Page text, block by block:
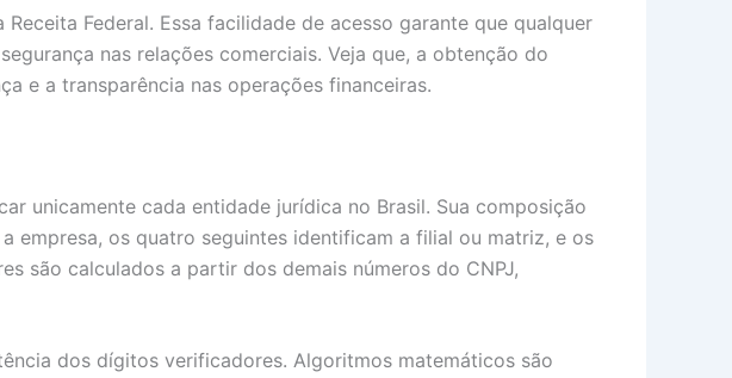
Federal. Essa facilidade de acesso garante que qualquer
nas relações comerciais. Veja que, a obtenção do
e a transparência nas operações financeiras.
unicamente cada entidade jurídica no Brasil. Sua composição
empresa, os quatro seguintes identificam a filial ou matriz, e os
são calculados a partir dos demais números do CNPJ,
dos dígitos verificadores. Algoritmos matemáticos são